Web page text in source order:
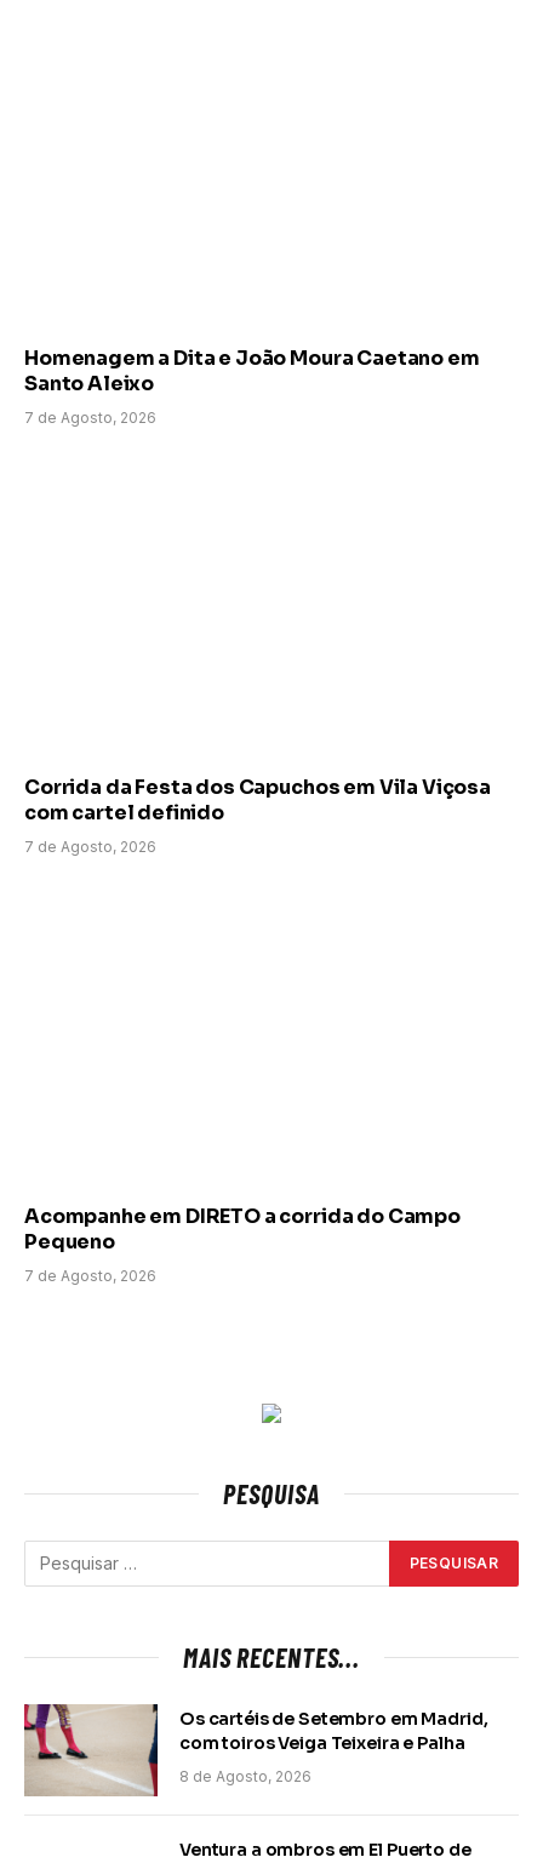
Homenagem a Dita e João Moura Caetano em
Santo Aleixo
7 de Agosto, 2026
Corrida da Festa dos Capuchos em Vila Viçosa
com cartel definido
7 de Agosto, 2026
Acompanhe em DIRETO a corrida do Campo
Pequeno
7 de Agosto, 2026
PESQUISA
MAIS RECENTES...
Os cartéis de Setembro em Madrid,
com toiros Veiga Teixeira e Palha
8 de Agosto, 2026
Ventura a ombros em El Puerto de